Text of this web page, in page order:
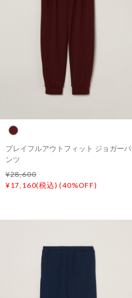
プレイフルアウトフィット ジョガーパ
ンツ
¥28,600
¥17,160(税込) (40%OFF)